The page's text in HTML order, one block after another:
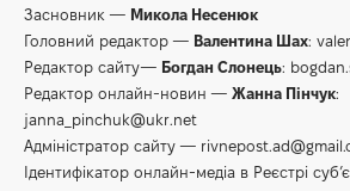
Засновник — Микола Несенюк
Головний редактор — Валентина Шах:
Редактор сайту— Богдан Слонець:
Редактор онлайн-новин — Жанна Пінчук:
janna_pinchuk@ukr.net
Адміністратор сайту —
Ідентифікатор онлайн-медіа в Реєстрі